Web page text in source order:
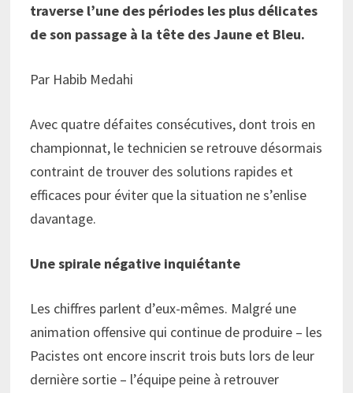
traverse l’une des périodes les plus délicates
de son passage à la tête des Jaune et Bleu.
Par Habib Medahi
Avec quatre défaites consécutives, dont trois en
championnat, le technicien se retrouve désormais
contraint de trouver des solutions rapides et
efficaces pour éviter que la situation ne s’enlise
davantage.
Une spirale négative inquiétante
Les chiffres parlent d’eux-mêmes. Malgré une
animation offensive qui continue de produire – les
Pacistes ont encore inscrit trois buts lors de leur
dernière sortie – l’équipe peine à retrouver